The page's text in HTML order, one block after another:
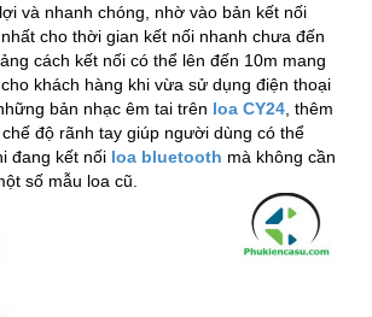
và nhanh chóng, nhờ vào bản kết nối
cho thời gian kết nối nhanh chưa đến
cách kết nối có thể lên đến 10m mang
khách hàng khi vừa sử dụng điện thoại
bản nhạc êm tai trên loa CY24 , thêm
độ rãnh tay giúp người dùng có thể
đang kết nối loa bluetooth mà không cần
số mẫu loa cũ.